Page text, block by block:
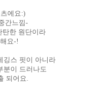
에요:)
간느낌-
탄한 원단이라
요-!
깅스 핏이 아니라
분이 드러나도
되어요.